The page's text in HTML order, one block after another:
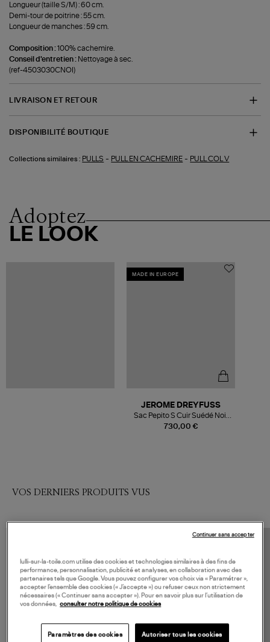
Longueur (taille S/M) : 60 cm.
Demi-tour de poitrine : 55 cm.
Longueur de manches : 59 cm.
Composition :100% cachemire.
Conseil d'entretien : Nettoyage à sec.
(ref-4503030CNOI)
LIVRAISON ET RETOUR
DISPONIBILITÉ BOUTIQUE
Collections similaires : PULLS - PULL EN CACHEMIRE - PULL COL V
Adoptez
LE LOOK
MADE IN EUROPE
730,00 €
JEROME DREYFUSS
Sac Pepito S Cuir Suédé Noir
Doré
VOS DERNIERS PRODUITS VUS
lulli-sur-la-toile.com utilise des cookies et technologies similaires à des fins de
performance, personnalisation, publicité et analyses, en collaboration avec des
partenaires tels que Google. Vous pouvez configurer vos choix via « Paramétrer »,
accepter l’ensemble des cookies (« J’accepte ») ou refuser ceux non strictement
nécessaires (« Continuer sans accepter »). Pour en savoir plus sur l’utilisation de
vos données, consulter notre politique de cookies
Paramètres des cookies Autoriser tous les cookies
Continuer sans accepter